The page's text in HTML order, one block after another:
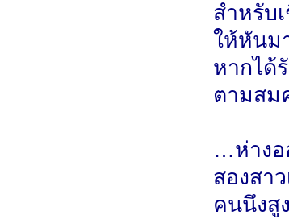
สำหรับ
ให้หันม
หากได้
ตามสม
…ห่างอ
สองสา
คนนึงสู